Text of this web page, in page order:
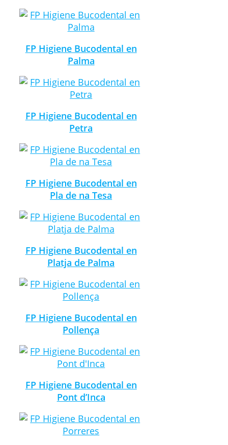
FP Higiene Bucodental en
Palma
FP Higiene Bucodental en
Petra
FP Higiene Bucodental en
Pla de na Tesa
FP Higiene Bucodental en
Platja de Palma
FP Higiene Bucodental en
Pollença
FP Higiene Bucodental en
Pont d’Inca